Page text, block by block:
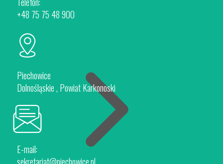
Piechowice
Rokytnice nad Jizerou
Oferta Inwestycyjna
+48 75 75 48 900
Piechowice
Dolnośląskie , Powiat Karkonoski
E-mail: